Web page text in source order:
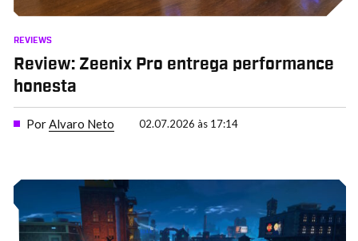
REVIEWS
Review: Zeenix Pro entrega performance
honesta
PorAlvaro Neto 02.07.2026 às 17:14